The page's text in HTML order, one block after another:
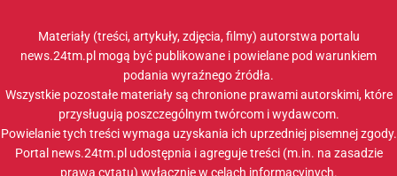
Materiały (treści, artykuły, zdjęcia, filmy) autorstwa portalu
news.24tm.pl mogą być publikowane i powielane pod warunkiem
podania wyraźnego źródła.
Wszystkie pozostałe materiały są chronione prawami autorskimi, które
przysługują poszczególnym twórcom i wydawcom.
Powielanie tych treści wymaga uzyskania ich uprzedniej pisemnej zgody.
Portal news.24tm.pl udostępnia i agreguje treści (m.in. na zasadzie
prawa cytatu) wyłącznie w celach informacyjnych.